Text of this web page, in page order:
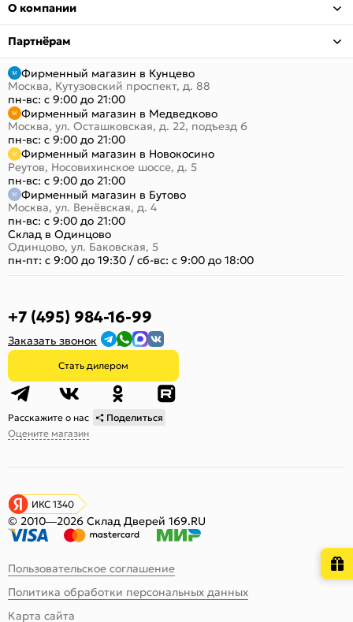
О компании
Партнёрам
Фирменный магазин в Кунцево
Москва, Кутузовский проспект, д. 88
пн-вс: с 9:00 до 21:00
Фирменный магазин в Медведково
Москва, ул. Осташковская, д. 22, подъезд 6
пн-вс: с 9:00 до 21:00
Фирменный магазин в Новокосино
Реутов, Носовихинское шоссе, д. 5
пн-вс: с 9:00 до 21:00
Фирменный магазин в Бутово
Москва, ул. Венёвская, д. 4
пн-вс: с 9:00 до 21:00
Склад в Одинцово
Одинцово, ул. Баковская, 5
пн-пт: с 9:00 до 19:30 /сб-вс: с 9:00 до 18:00
+7 (495) 984-16-99
Заказать звонок
Стать дилером
Расскажите о нас
Поделиться
Оцените магазин
ИКС 1340
© 2010—2026 Склад Дверей 169.RU
Пользовательское соглашение
Политика обработки персональных данных
Карта сайта